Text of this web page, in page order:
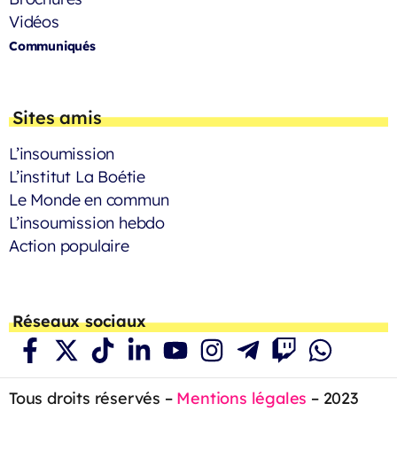
Vidéos
Communiqués
Sites amis
L’insoumission
L’institut La Boétie
Le Monde en commun
L’insoumission hebdo
Action populaire
Réseaux sociaux
Tous droits réservés – Mentions légales – 2023